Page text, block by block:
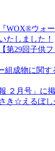
WOX®ウォ
たしました！
第29回子供
組成物に関す
２月号」に
き☆えるぼし